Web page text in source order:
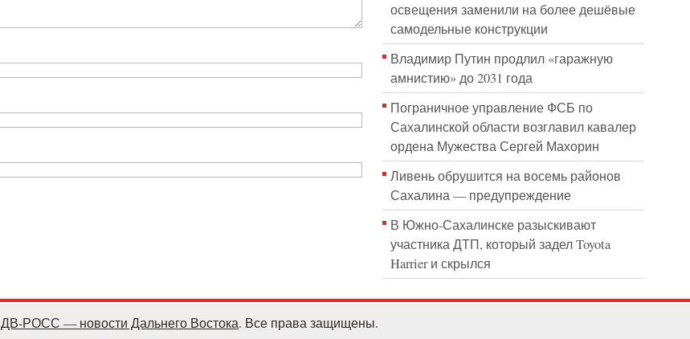
освещения заменили на более дешёвые
самодельные конструкции
Владимир Путин продлил «гаражную
амнистию» до 2031 года
Пограничное управление ФСБ по
Сахалинской области возглавил кавалер
ордена Мужества Сергей Махорин
Ливень обрушится на восемь районов
Сахалина — предупреждение
В Южно-Сахалинске разыскивают
участника ДТП, который задел Toyota
Harrier и скрылся
ДВ-РОСС — новости Дальнего Востока. Все права защищены.